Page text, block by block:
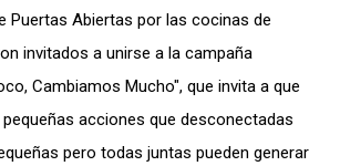
Puertas Abiertas por las cocinas de
invitados a unirse a la campaña
Cambiamos Mucho", que invita a que
acciones que desconectadas
pero todas juntas pueden generar